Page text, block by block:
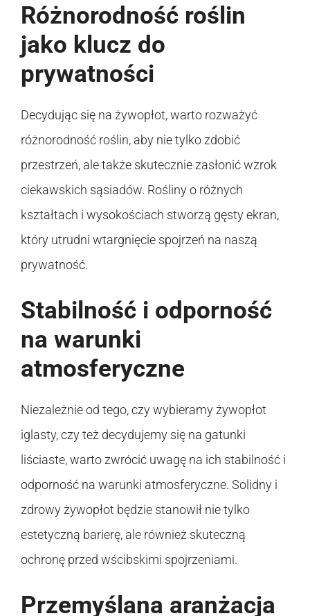
Różnorodność roślin
jako klucz do
prywatności
Decydując się na żywopłot, warto rozważyć
różnorodność roślin, aby nie tylko zdobić
przestrzeń, ale także skutecznie zasłonić wzrok
ciekawskich sąsiadów. Rośliny o różnych
kształtach i wysokościach stworzą gęsty ekran,
który utrudni wtargnięcie spojrzeń na naszą
prywatność.
Stabilność i odporność
na warunki
atmosferyczne
Niezależnie od tego, czy wybieramy żywopłot
iglasty, czy też decydujemy się na gatunki
liściaste, warto zwrócić uwagę na ich stabilność i
odporność na warunki atmosferyczne. Solidny i
zdrowy żywopłot będzie stanowił nie tylko
estetyczną barierę, ale również skuteczną
ochronę przed wścibskimi spojrzeniami.
Przemyślana aranżacja